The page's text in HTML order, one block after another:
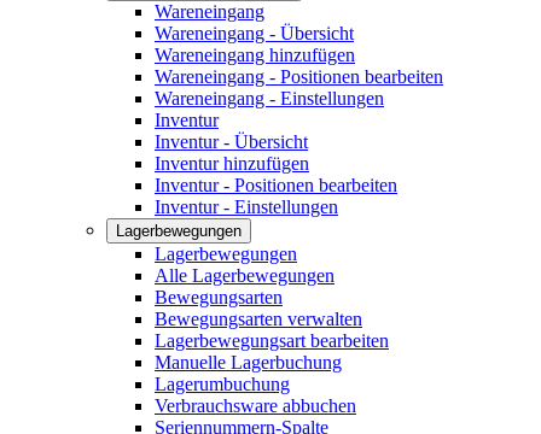
Wareneingang
Wareneingang - Übersicht
Wareneingang hinzufügen
Wareneingang - Positionen bearbeiten
Wareneingang - Einstellungen
Inventur
Inventur - Übersicht
Inventur hinzufügen
Inventur - Positionen bearbeiten
Inventur - Einstellungen
Lagerbewegungen
Lagerbewegungen
Alle Lagerbewegungen
Bewegungsarten
Bewegungsarten verwalten
Lagerbewegungsart bearbeiten
Manuelle Lagerbuchung
Lagerumbuchung
Verbrauchsware abbuchen
Seriennummern-Spalte